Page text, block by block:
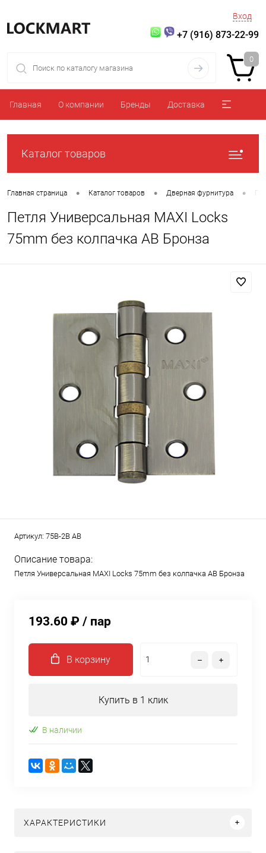
Вход
+7 (916) 873-22-99
0
Главная О компании Бренды Доставка
Каталог товаров
Главная страница • Каталог товаров • Дверная фурнитура •
Петля Универсальная MAXI Locks
75mm без колпачка AB Бронза
Артикул: 75B-2B AB
Описание товара:
Петля Универсальная MAXI Locks 75mm без колпачка AB Бронза
193.60 ₽ / пар
В корзину
Купить в 1 клик
В наличии
ХАРАКТЕРИСТИКИ